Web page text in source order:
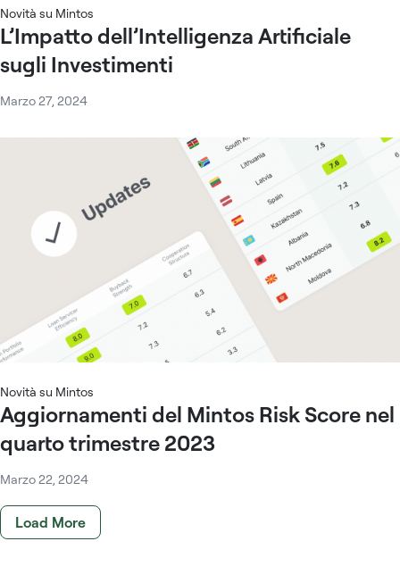
Novità su Mintos
L’Impatto dell’Intelligenza Artificiale
sugli Investimenti
Marzo 27, 2024
Novità su Mintos
Aggiornamenti del Mintos Risk Score nel
quarto trimestre 2023
Marzo 22, 2024
Load More